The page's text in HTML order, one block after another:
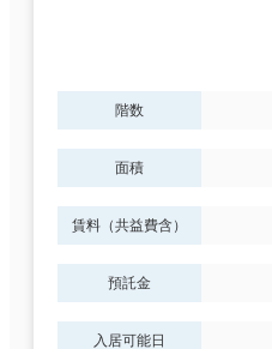
階数
面積
賃料（共益費含）
預託金
入居可能日